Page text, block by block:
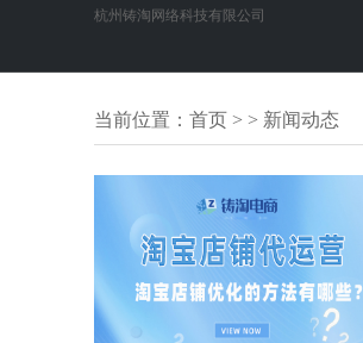
杭州铸淘网络科技有限公司
当前位置： 首页 > > 新闻动态